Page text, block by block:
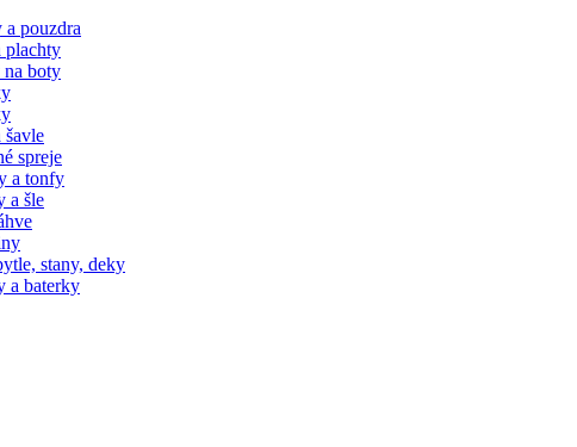
a pouzdra
plachty
boty
šavle
spreje
a tonfy
a šle
stany, deky
a baterky